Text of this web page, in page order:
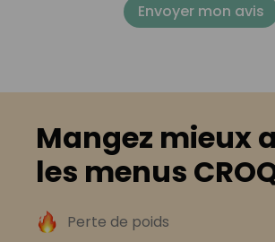
Envoyer mon avis
Mangez mieux
les menus
Perte de poids